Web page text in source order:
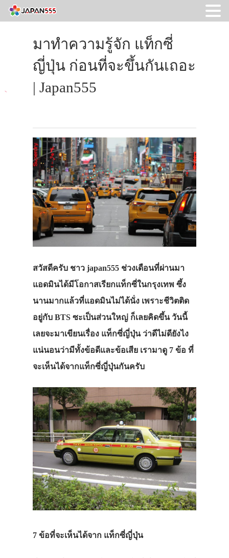
มาทำความรู้จัก แท็กซี่
ญี่ปุ่น ก่อนที่จะขึ้นกันเถอะ
| Japan555
สวัสดีครับ ชาว japan555 ช่วงเดือนที่ผ่านมา
แอดมินได้มีโอกาสเรียกแท็กซี่ในกรุงเทพ ซึ้ง
นานมากแล้วที่แอดมินไม่ได้นั่ง เพราะชีวิตติด
อยู่กับ BTS ซะเป็นส่วนใหญ่ ก็เลยคิดขึ้น วันนี้
เลยจะมาเขียนเรื่อง แท็กซี่ญี่ปุ่น ว่าดีไม่ดียังไง
แน่นอนว่ามีทั้งข้อดีและข้อเสีย เรามาดู 7 ข้อ ที่
จะเห็นได้จากแท็กซี่ญี่ปุ่นกันครับ
7 ข้อที่จะเห็นได้จาก แท็กซี่ญี่ปุ่น